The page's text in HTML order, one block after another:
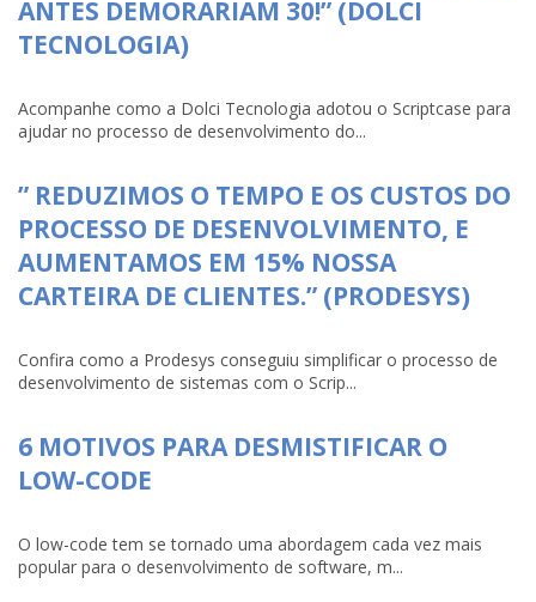
ANTES DEMORARIAM 30!” (DOLCI
TECNOLOGIA)
Acompanhe como a Dolci Tecnologia adotou o Scriptcase para
ajudar no processo de desenvolvimento do...
” REDUZIMOS O TEMPO E OS CUSTOS DO
PROCESSO DE DESENVOLVIMENTO, E
AUMENTAMOS EM 15% NOSSA
CARTEIRA DE CLIENTES.” (PRODESYS)
Confira como a Prodesys conseguiu simplificar o processo de
desenvolvimento de sistemas com o Scrip...
6 MOTIVOS PARA DESMISTIFICAR O
LOW-CODE
O low-code tem se tornado uma abordagem cada vez mais
popular para o desenvolvimento de software, m...